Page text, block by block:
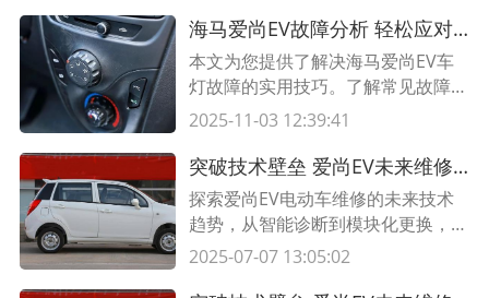
问题，使您的爱尚EV回到正常运行
状态。
海马爱尚EV故障分析 轻松应对车灯故障的技巧
本文为您提供了解决海马爱尚EV车
灯故障的实用技巧。了解常见故障原
因和解决方法，轻松应对各种车灯问
尚EV车灯运行正常。
2025-11-03 12:39:41
突破技术壁垒 爱尚EV未来维修方案全解析
探索爱尚EV电动车维修的未来技术
趋势，从智能诊断到模块化更换，本
文详解5大创新解决方案，助您抢占
2025-07-07 13:05:02